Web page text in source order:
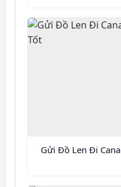
Gửi Đồ Len Đi